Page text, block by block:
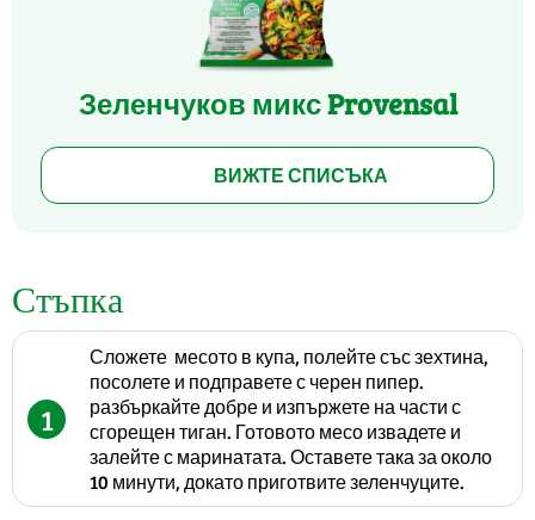
Зеленчуков микс Provensal
ВИЖТЕ СПИСЪКА
Стъпка
1
Сложете месото в купа, полейте със зехтина,
посолете и подправете с черен пипер.
разбъркайте добре и изпържете на части с
сгорещен тиган. Готовото месо извадете и
залейте с маринатата. Оставете така за около
10 минути, докато приготвите зеленчуците.